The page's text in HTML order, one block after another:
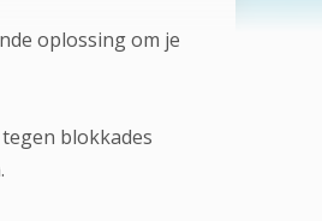
oplossing om je
blokkades